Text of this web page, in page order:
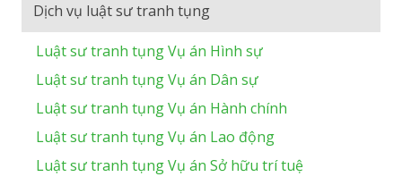
Dịch vụ luật sư tranh tụng
Luật sư tranh tụng Vụ án Hình sự
Luật sư tranh tụng Vụ án Dân sự
Luật sư tranh tụng Vụ án Hành chính
Luật sư tranh tụng Vụ án Lao động
Luật sư tranh tụng Vụ án Sở hữu trí tuệ